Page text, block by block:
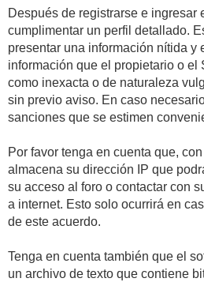
Después de registrarse e ingresar
cumplimentar un perfil detallado.
presentar una información nítida y
información que el propietario o el
como inexacta o de naturaleza
sin previo aviso. En caso
sanciones que se estimen
Por favor tenga en cuenta que,
almacena su dirección IP que
su acceso al foro o contactar con
a internet. Esto solo ocurrirá en
de este acuerdo.
Tenga en cuenta también que el
un archivo de texto que contiene